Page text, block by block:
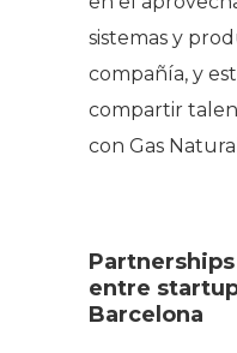
sistemas y
compañía, y
compartir
con Gas
entre
Barcelona